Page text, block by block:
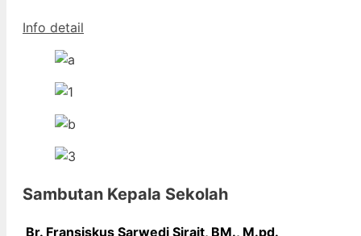
Info detail
Sambutan Kepala Sekolah
Br. Fransiskus Sarwedi Sirait, BM., M.pd.